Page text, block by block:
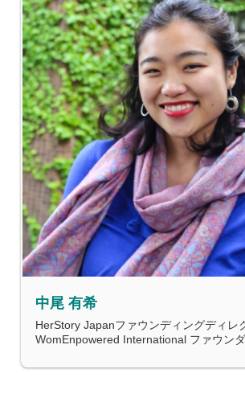
中尾 有希
HerStory Japanファウンディングディレ
WomEnpowered International ファウン